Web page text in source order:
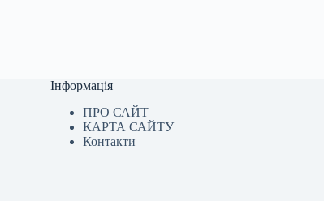
Інформація
ПРО САЙТ
КАРТА САЙТУ
Контакти